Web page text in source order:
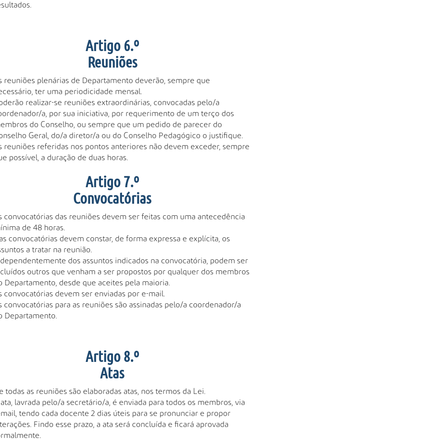
Artigo 6.º
Reuniões
reuniões plenárias de Departamento deverão, sempre que
ter uma periodicidade mensal.
realizar-se reuniões extraordinárias, convocadas pelo/a
a, por sua iniciativa, por requerimento de um terço dos
do Conselho, ou sempre que um pedido de parecer do
Geral, do/a diretor/a ou do Conselho Pedagógico o justifique.
reuniões referidas nos pontos anteriores não devem exceder, sempre
possível, a duração de duas horas.
Artigo 7.º
Convocatórias
convocatórias das reuniões devem ser feitas com uma antecedência
de 48 horas.
convocatórias devem constar, de forma expressa e explícita, os
a tratar na reunião.
dos assuntos indicados na convocatória, podem ser
outros que venham a ser propostos por qualquer dos membros
Departamento, desde que aceites pela maioria.
convocatórias devem ser enviadas por e-mail.
convocatórias para as reuniões são assinadas pelo/a coordenador/a
Departamento.
Artigo 8.º
Atas
todas as reuniões são elaboradas atas, nos termos da Lei.
lavrada pelo/a secretário/a, é enviada para todos os membros, via
tendo cada docente 2 dias úteis para se pronunciar e propor
Findo esse prazo, a ata será concluída e ficará aprovada